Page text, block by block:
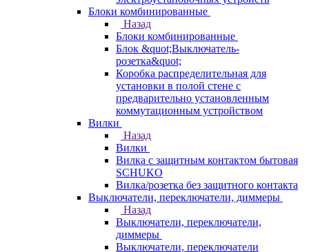
Блоки комбинированные
Назад
Блоки комбинированные
Блок &quot;Выключатель-
розетка&quot;
Коробка распределительная для
установки в полой стене с
предварительно установленным
коммутационным устройством
Вилки
Назад
Вилки
Вилка с защитным контактом бытовая
SCHUKO
Вилка/розетка без защитного контакта
Выключатели, переключатели, диммеры
Назад
Выключатели, переключатели,
диммеры
Выключатели, переключатели